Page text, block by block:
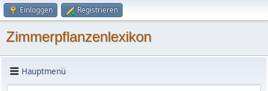
Einloggen Registrieren
Zimmerpflanzenlexikon
Hauptmenü